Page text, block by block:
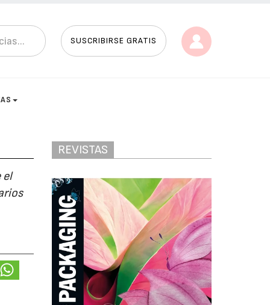
SUSCRIBIRSE GRATIS
el
REVISTAS